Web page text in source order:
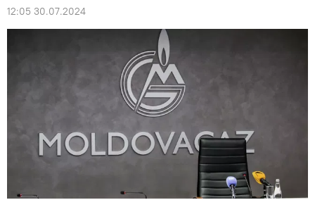
12:05 30.07.2024